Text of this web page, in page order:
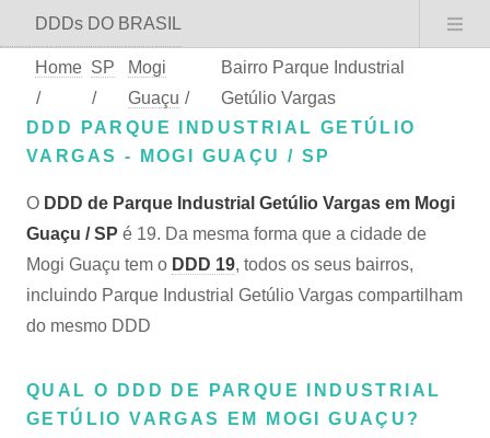
DDDs DO BRASIL
Home
/
SP
/
Mogi
Guaçu /
Bairro Parque Industrial
Getúlio Vargas
DDD PARQUE INDUSTRIAL GETÚLIO
VARGAS - MOGI GUAÇU / SP
O DDD de Parque Industrial Getúlio Vargas em Mogi
Guaçu / SP é 19. Da mesma forma que a cidade de
Mogi Guaçu tem o DDD 19, todos os seus bairros,
incluindo Parque Industrial Getúlio Vargas compartilham
do mesmo DDD
QUAL O DDD DE PARQUE INDUSTRIAL
GETÚLIO VARGAS EM MOGI GUAÇU?